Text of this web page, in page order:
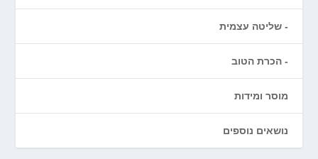
שליטה עצמית
הכרת הטוב
מוסר ומידות
נושאים נוספים